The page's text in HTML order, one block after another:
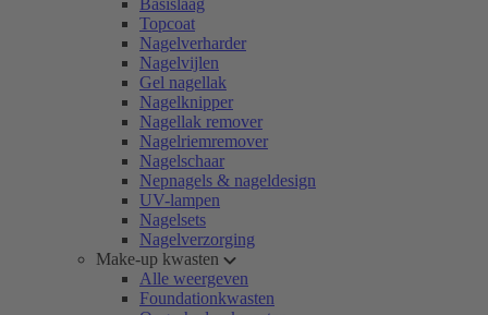
Basislaag
Topcoat
Nagelverharder
Nagelvijlen
Gel nagellak
Nagelknipper
Nagellak remover
Nagelriemremover
Nagelschaar
Nepnagels & nageldesign
UV-lampen
Nagelsets
Nagelverzorging
Make-up kwasten
Alle weergeven
Foundationkwasten